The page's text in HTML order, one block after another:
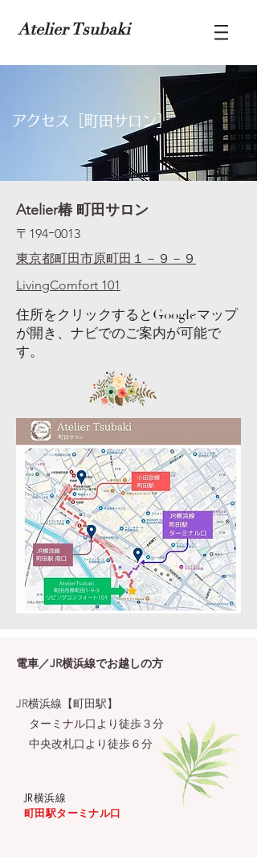
Atelier Tsubaki
​アクセス［町田サロン］
​Atelier椿 町田サロン
〒194ｰ0013
東京都町田市原町田１－９－９
LivingComfort 101
住所をクリックするとGoogleマップ
が開き、ナビでのご案内が可能で
す。
電車／JR横浜線でお越しの方
JR横浜線【町田駅】
ターミナル口より徒歩３分
中央改札口より徒歩６分
JR横浜線
町田駅​ターミナル口